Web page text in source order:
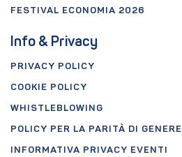
FESTIVAL ECONOMIA 2026
Info & Privacy
PRIVACY POLICY
COOKIE POLICY
WHISTLEBLOWING
POLICY PER LA PARITÀ DI GENERE
INFORMATIVA PRIVACY EVENTI